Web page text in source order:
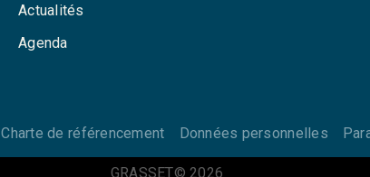
Actualités
Agenda
Charte de référencement Données personnelles
GRASSET© 2026